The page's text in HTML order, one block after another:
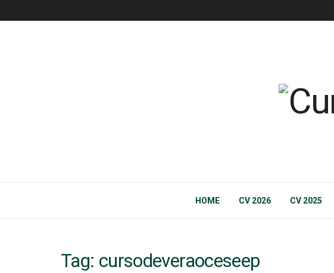
HOME CV 2026 CV 2025
Tag: cursodeveraoceseep